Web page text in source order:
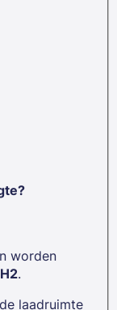
worden
.
laadruimte